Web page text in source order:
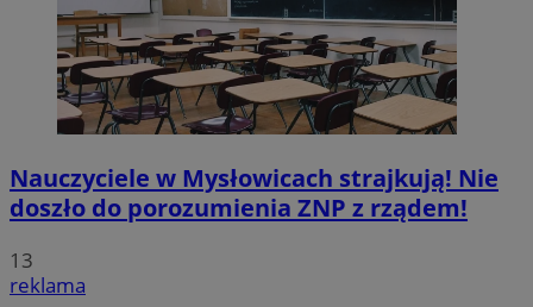
Nauczyciele w Mysłowicach strajkują! Nie
doszło do porozumienia ZNP z rządem!
13
reklama